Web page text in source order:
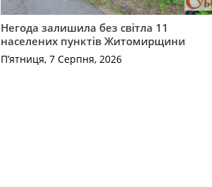
Негода залишила без світла 11
населених пунктів Житомирщини
П’ятниця, 7 Серпня, 2026